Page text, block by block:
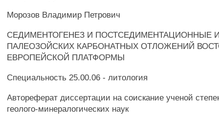
Морозов Владимир Петрович
СЕДИМЕНТОГЕНЕЗ И ПОСТСЕДИМЕНТАЦИОННЫЕ
ПАЛЕОЗОЙСКИХ КАРБОНАТНЫХ ОТЛОЖЕНИЙ
ЕВРОПЕЙСКОЙ ПЛАТФОРМЫ
Специальность 25.00.06 - литология
Автореферат диссертации на соискание ученой
геолого-минералогических наук